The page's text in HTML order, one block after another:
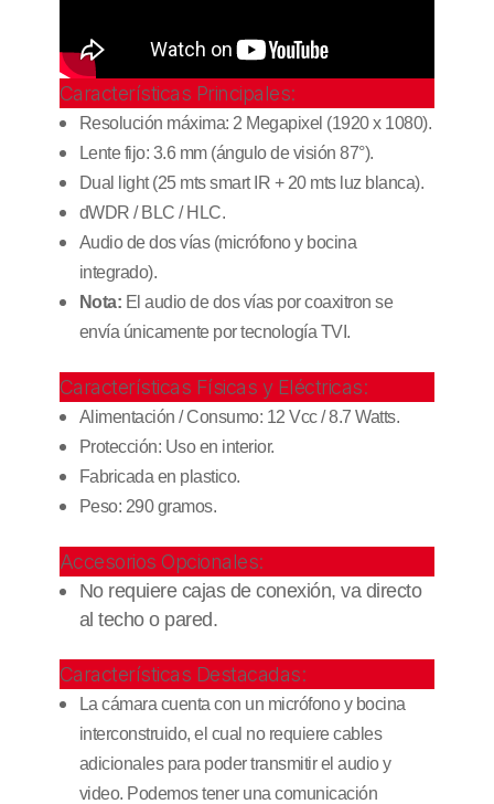
Características Principales:
Resolución máxima: 2 Megapixel (1920 x 1080).
Lente fijo: 3.6 mm (ángulo de visión 87°).
Dual light (25 mts smart IR + 20 mts luz blanca).
dWDR / BLC / HLC.
Audio de dos vías (micrófono y bocina
integrado).
Nota: El audio de dos vías por coaxitron se
envía únicamente por tecnología TVI.
Características Físicas y Eléctricas:
Alimentación / Consumo: 12 Vcc / 8.7 Watts.
Protección: Uso en interior.
Fabricada en plastico.
Peso: 290 gramos.
Accesorios Opcionales:
No requiere cajas de conexión, va directo
al techo o pared.
Características Destacadas:
La cámara cuenta con un micrófono y bocina
interconstruido, el cual no requiere cables
adicionales para poder transmitir el audio y
video. Podemos tener una comunicación